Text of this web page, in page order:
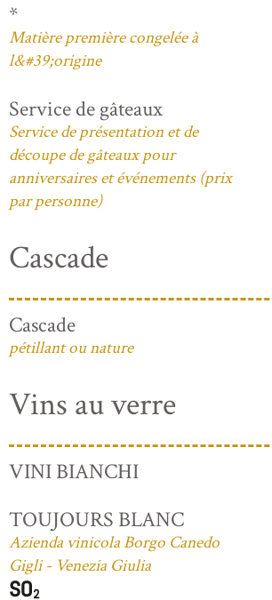
*
Matière première congelée à
l&#39;origine
Service de gâteaux
Service de présentation et de
découpe de gâteaux pour
anniversaires et événements (prix
par personne)
Cascade
Cascade
pétillant ou nature
Vins au verre
VINI BIANCHI
TOUJOURS BLANC
Azienda vinicola Borgo Canedo
Gigli - Venezia Giulia